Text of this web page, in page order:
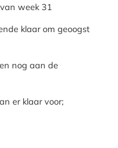
week 31
klaar om geoogst
nog aan de
er klaar voor;